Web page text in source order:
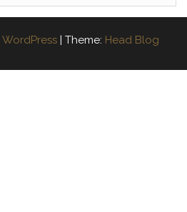
WordPress | Theme: Head Blog